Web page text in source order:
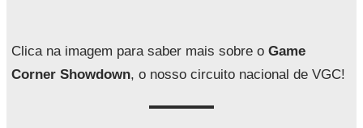
a
r
Clica na imagem para saber mais sobre o Game
Corner Showdown, o nosso circuito nacional de VGC!